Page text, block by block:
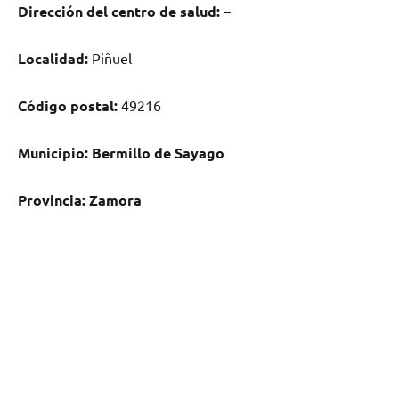
Dirección del centro dе salud: –
Localidad: Piñuel
Código postal: 49216
Municipio: Bermillo dе Sayago
Provincia:Zamora